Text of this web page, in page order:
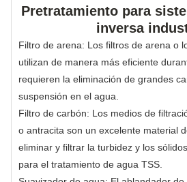
Pretratamiento para
inversa
Filtro de arena: Los filtros de arena o
utilizan de manera más eficiente
requieren la eliminación de grandes
suspensión en el agua.
Filtro de carbón: Los medios de
o antracita son un excelente material
eliminar y filtrar la turbidez y los
para el tratamiento de agua TSS.